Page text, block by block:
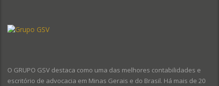
O GRUPO GSV destaca como uma das melhores contabilidades e
escritório de advocacia em Minas Gerais e do Brasil. Há mais de 20